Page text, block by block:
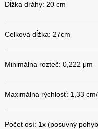
Dĺžka dráhy: 20 cm
Celková dĺžka: 27cm
Minimálna rozteč: 0,222 μm
Maximálna rýchlosť: 1,33
Počet osí: 1x (posuvný